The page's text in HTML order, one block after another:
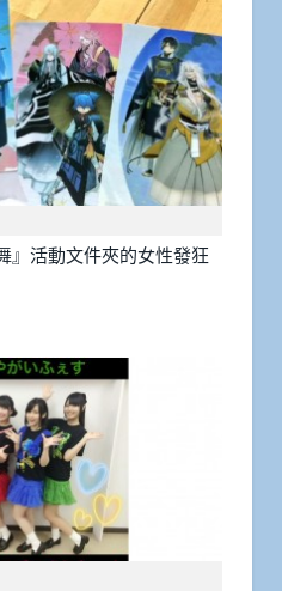
』活動文件夾的女性發狂